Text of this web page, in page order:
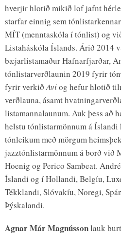
hverjir hlotið mikið lof jafnt
starfar einnig sem
MÍT (menntaskóla í tónlist) og
Listaháskóla Íslands. Árið 2014
bæjarlistamaður Hafnarfjarðar,
tónlistarverðlaunin 2019 fyrir
fyrir verkiðAviog hefur hlotið
verðlauna, ásamt
listamannalaunum. Auk þess að
helstu tónlistarmönnum á
tónleikum með mörgum
jazztónlistarmönnum á borð við
Hoenig og Perico Sambeat.
Íslandi og í Hollandi, Belgíu,
Tékklandi, Slóvakíu, Noregi,
Þýskalandi.
Agnar Már Magnússonlauk